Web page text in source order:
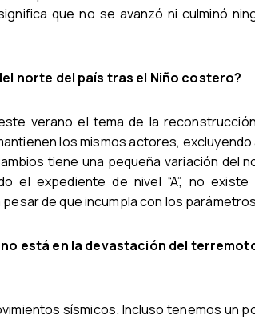
que no se avanzó ni culminó
norte del país tras el Niño costero?
verano el tema de la
los mismos actores,
tiene una pequeña variación del
el expediente de nivel “A”, no
de que incumpla con los
está en la devastación del
sísmicos. Incluso tenemos un